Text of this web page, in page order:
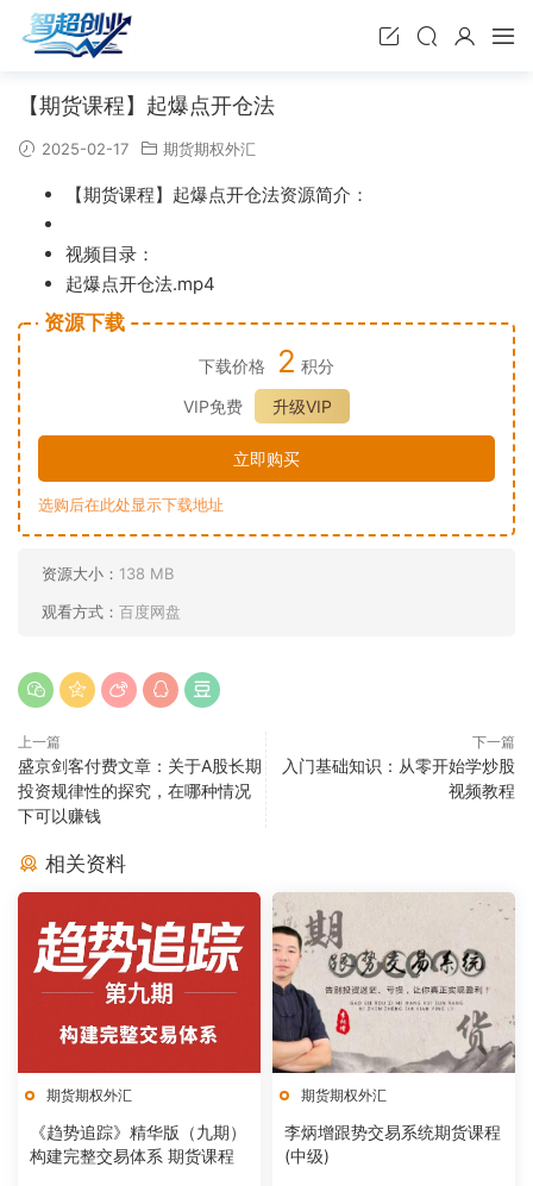
【期货课程】起爆点开仓法
2025-02-17 期货期权外汇
【期货课程】起爆点开仓法资源简介：
视频目录：
起爆点开仓法.mp4
资源下载
下载价格 2 积分
VIP免费
升级VIP
立即购买
选购后在此处显示下载地址
资源大小： 138 MB
观看方式： 百度网盘
上一篇
盛京剑客付费文章：关于A股长期
投资规律性的探究，在哪种情况
下可以赚钱
下一篇
入门基础知识：从零开始学炒股
视频教程
相关资料
期货期权外汇
《趋势追踪》精华版（九期）
构建完整交易体系 期货课程
期货期权外汇
李炳增跟势交易系统期货课程
(中级)